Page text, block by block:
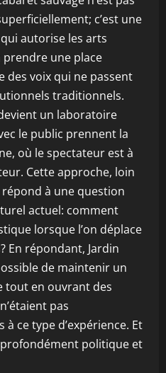
c’est une
autorise les arts
une place
des voix qui ne passent
traditionnels.
un laboratoire
le public prennent la
où le spectateur est à
Cette approche, loin
à une question
actuel: comment
lorsque l’on déplace
En répondant, Jardin
de maintenir un
tout en ouvrant des
pas
ce type d’expérience. Et
politique et